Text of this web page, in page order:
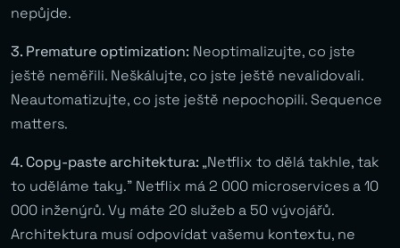
nepůjde.
3. Premature optimization: Neoptimalizujte, co jste
ještě neměřili. Neškálujte, co jste ještě nevalidovali.
Neautomatizujte, co jste ještě nepochopili. Sequence
matters.
4. Copy-paste architektura: „Netflix to dělá takhle, tak
to uděláme taky.” Netflix má 2 000 microservices a 10
000 inženýrů. Vy máte 20 služeb a 50 vývojářů.
Architektura musí odpovídat vašemu kontextu, ne